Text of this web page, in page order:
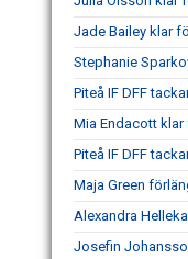
Jade Bailey klar
Stephanie
Piteå IF DFF
Mia Endacott klar
Piteå IF DFF
Maja Green
Alexandra
Josefin